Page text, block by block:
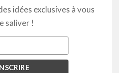
idées exclusives à vous
saliver !